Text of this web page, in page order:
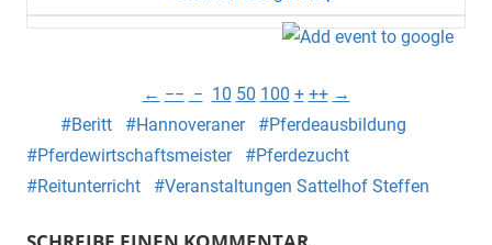
← −− − 10 50 100 + ++ →
Beritt
Hannoveraner
Pferdeausbildung
Pferdewirtschaftsmeister
Pferdezucht
Reitunterricht
Veranstaltungen Sattelhof Steffen